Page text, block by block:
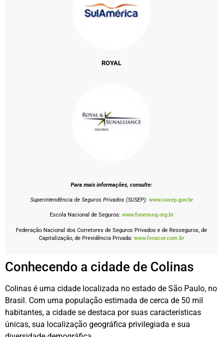
ROYAL
Para mais informações, consulte:
Superintendência de Seguros Privados (SUSEP): www.susep.gov.br
Escola Nacional de Seguros: www.funenseg.org.br
Federação Nacional dos Corretores de Seguros Privados e de Resseguros, de
Capitalização, de Previdência Privada: www.fenacor.com.br
Conhecendo a cidade de Colinas
Colinas é uma cidade localizada no estado de São Paulo, no
Brasil. Com uma população estimada de cerca de 50 mil
habitantes, a cidade se destaca por suas características
únicas, sua localização geográfica privilegiada e sua